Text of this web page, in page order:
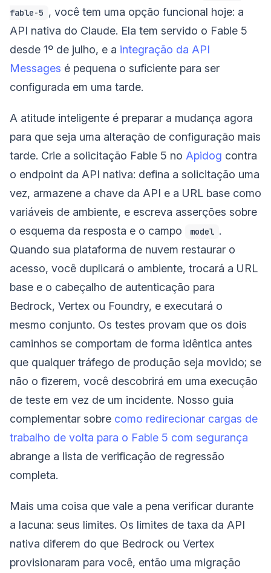
fable-5 , você tem uma opção funcional hoje: a
API nativa do Claude. Ela tem servido o Fable 5
desde 1º de julho, e a integração da API
Messages é pequena o suficiente para ser
configurada em uma tarde.
A atitude inteligente é preparar a mudança agora
para que seja uma alteração de configuração mais
tarde. Crie a solicitação Fable 5 no Apidog contra
o endpoint da API nativa: defina a solicitação uma
vez, armazene a chave da API e a URL base como
variáveis de ambiente, e escreva asserções sobre
o esquema da resposta e o campo
model .
Quando sua plataforma de nuvem restaurar o
acesso, você duplicará o ambiente, trocará a URL
base e o cabeçalho de autenticação para
Bedrock, Vertex ou Foundry, e executará o
mesmo conjunto. Os testes provam que os dois
caminhos se comportam de forma idêntica antes
que qualquer tráfego de produção seja movido; se
não o fizerem, você descobrirá em uma execução
de teste em vez de um incidente. Nosso guia
complementar sobre como redirecionar cargas de
trabalho de volta para o Fable 5 com segurança
abrange a lista de verificação de regressão
completa.
Mais uma coisa que vale a pena verificar durante
a lacuna: seus limites. Os limites de taxa da API
nativa diferem do que Bedrock ou Vertex
provisionaram para você, então uma migração